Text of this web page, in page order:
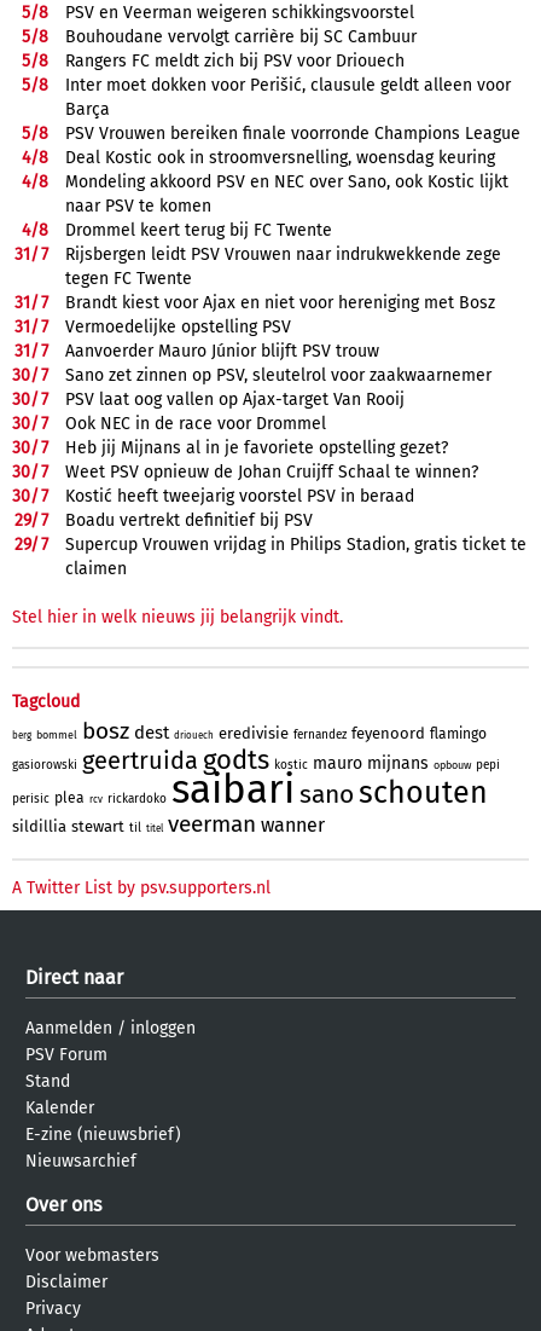
5/8
PSV en Veerman weigeren schikkingsvoorstel
5/8
Bouhoudane vervolgt carrière bij SC Cambuur
5/8
Rangers FC meldt zich bij PSV voor Driouech
5/8
Inter moet dokken voor Perišić, clausule geldt alleen voor
Barça
5/8
PSV Vrouwen bereiken finale voorronde Champions League
4/8
Deal Kostic ook in stroomversnelling, woensdag keuring
4/8
Mondeling akkoord PSV en NEC over Sano, ook Kostic lijkt
naar PSV te komen
4/8
Drommel keert terug bij FC Twente
31/7
Rijsbergen leidt PSV Vrouwen naar indrukwekkende zege
tegen FC Twente
31/7
Brandt kiest voor Ajax en niet voor hereniging met Bosz
31/7
Vermoedelijke opstelling PSV
31/7
Aanvoerder Mauro Júnior blijft PSV trouw
30/7
Sano zet zinnen op PSV, sleutelrol voor zaakwaarnemer
30/7
PSV laat oog vallen op Ajax-target Van Rooij
30/7
Ook NEC in de race voor Drommel
30/7
Heb jij Mijnans al in je favoriete opstelling gezet?
30/7
Weet PSV opnieuw de Johan Cruijff Schaal te winnen?
30/7
Kostić heeft tweejarig voorstel PSV in beraad
29/7
Boadu vertrekt definitief bij PSV
29/7
Supercup Vrouwen vrijdag in Philips Stadion, gratis ticket te
claimen
Stel hier in welk nieuws jij belangrijk vindt.
Tagcloud
berg bommel bosz dest driouech eredivisie fernandez feyenoord flamingo
gasiorowski geertruida godts kostic mauro mijnans opbouw pepi
perisic plea rcv rickardoko saibari sanoschouten
sildillia stewart til titel veerman wanner
A Twitter List by psv.supporters.nl
Direct naar
Aanmelden / inloggen
PSV Forum
Stand
Kalender
E-zine (nieuwsbrief)
Nieuwsarchief
Over ons
Voor webmasters
Disclaimer
Privacy